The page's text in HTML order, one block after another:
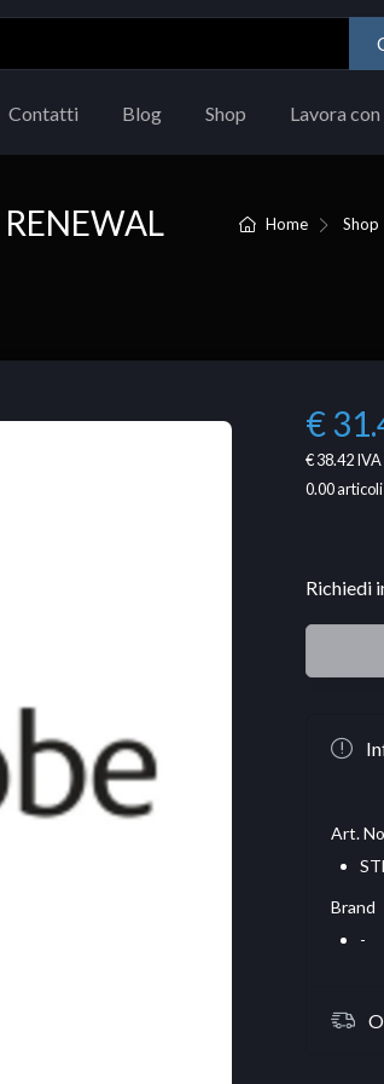
Contatti Blog Shop Lavora con
Home Shop
€
€ 38.42IVA
0.00
Richiedi
Art.
Brand
-